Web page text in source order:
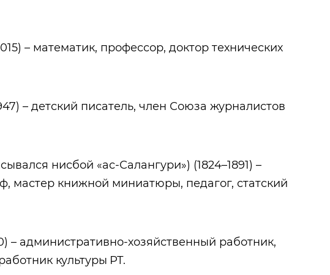
– математик, профессор, доктор технических
– детский писатель, член Союза журналистов
нисбой «ас-Салангури») (1824–1891) –
мастер книжной миниатюры, педагог, статский
– административно-хозяйственный работник,
культуры РТ.